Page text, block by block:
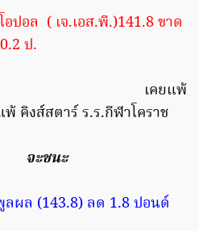
ปอล ( เจ.เอส.พี.)141.8 ขาด
0.2 ป.
แพ้
คิงส์สตาร์ ร.ร.กีฬาโคราช
จะชนะ
ผล (143.8) ลด 1.8 ปอนด์